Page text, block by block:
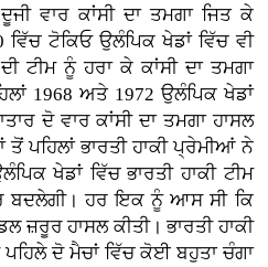
ਵਾਰ ਕਾਂਸੀ ਦਾ ਤਮਗਾ ਜਿਤ ਕੇ
ਟੋਕਿਓ ਉਲੰਪਿਕ ਖੇਡਾਂ ਵਿੱਚ ਵੀ
ਟੀਮ ਨੂੰ ਹਰਾ ਕੇ ਕਾਂਸੀ ਦਾ ਤਮਗਾ
1968 ਅਤੇ 1972 ਉਲੰਪਿਕ ਖੇਡਾਂ
ਦੋ ਵਾਰ ਕਾਂਸੀ ਦਾ ਤਮਗਾ ਹਾਸਲ
ਤੋਂ ਪਹਿਲਾਂ ਭਾਰਤੀ ਹਾਕੀ ਪ੍ਰੇਮੀਆਂ ਨੇ
ਖੇਡਾਂ ਵਿੱਚ ਭਾਰਤੀ ਹਾਕੀ ਟੀਮ
ਬਦਲੇਗੀ। ਹਰ ਇਕ ਨੂੰ ਆਸ ਸੀ ਕਿ
ਜ਼ਰੂਰ ਹਾਸਲ ਕੀਤੀ। ਭਾਰਤੀ ਹਾਕੀ
ਦੋ ਮੈਚਾਂ ਵਿੱਚ ਕੋਈ ਬਹੁਤਾ ਚੰਗਾ